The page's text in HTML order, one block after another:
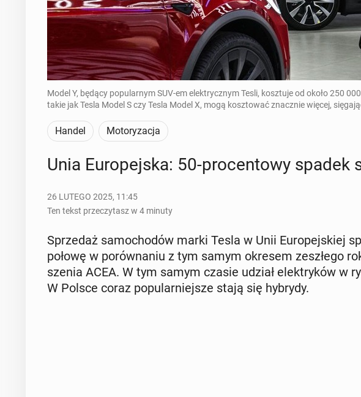
Model Y, będący popularnym SUV-em elektrycznym Tesli, kosztuje od około 250
takie jak Tesla Model S czy Tesla Model X, mogą kosztować znacznie więcej,
Handel Motoryzacja
Unia Eu­ro­pej­ska: 50-pro­cen­to­wy spadek
26 LUTEGO 2025, 11:45
Ten tekst przeczytasz w 4 minuty
Sprze­daż sa­mo­cho­dów marki Tesla w Unii Eu­ro­pej­skiej
połowę w po­rów­na­niu z tym samym okresem ze­szłe­go
sze­nia ACEA. W tym samym czasie udział elek­try­ków w
W Polsce coraz po­pu­lar­niej­sze stają się hybrydy.